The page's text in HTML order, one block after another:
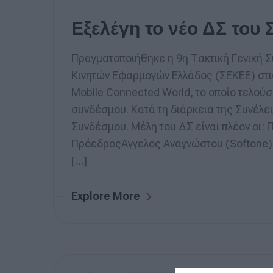
Εξελέγη το νέο ΔΣ
Πραγματοποιήθηκε η 9η Τακτική Γενική
Κινητών Εφαρμογών Ελλάδος (ΣΕΚΕΕ)
Mobile Connected World, το οποίο
συνδέσμου. Κατά τη διάρκεια της
Συνδέσμου. Μέλη του ΔΣ είναι πλέον οι:
ΠρόεδροςΆγγελος Αναγνώστου
[…]
Explore More